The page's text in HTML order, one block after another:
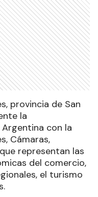
provincia de San
la
Argentina con la
Cámaras,
representan las
del comercio,
el turismo